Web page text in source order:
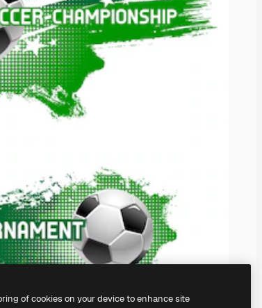
of cookies on your device to enhance site